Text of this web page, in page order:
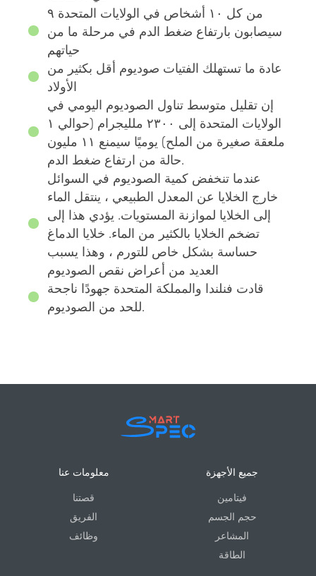
۹ من كل ۱۰ أشخاص في الولايات المتحدة
سيصابون بارتفاع ضغط الدم في مرحلة ما من
حياتهم
عادة ما تستهلك الفتيات صوديوم أقل بكثير من
الأولاد
إن تقليل متوسط تناول الصوديوم اليومي في
الولايات المتحدة إلى ۲۳۰۰ ملليجرام (حوالي ۱
ملعقة صغيرة من الملح) يوميًا سيمنع ۱۱ مليون
حالة من ارتفاع ضغط الدم.
عندما تنخفض كمية الصوديوم في السوائل
خارج الخلايا عن المعدل الطبيعي ، ينتقل الماء
إلى الخلايا لموازنة المستويات. يؤدي هذا إلى
تضخم الخلايا بالكثير من الماء. خلايا الدماغ
حساسة بشكل خاص للتورم ، وهذا يسبب
العديد من أعراض نقص الصوديوم
قادت فنلندا والمملكة المتحدة جهودًا ناجحة
للحد من الصوديوم.
معلومات عنا
قصتنا
الفريق
وظائف
جميع الأجهزة
فيتامين
حجم الجسم
المشاعر
الطاقة